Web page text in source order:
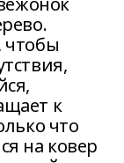
чтобы
к
что
на ковер